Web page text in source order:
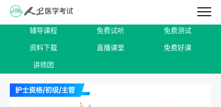
辅导课程 免费试听 免费测试
资料下载 直播课堂 免费好课
讲师团